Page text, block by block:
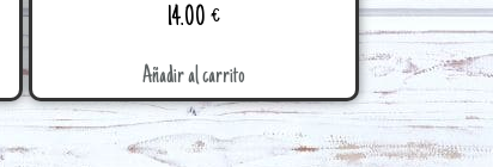
14.00 €
Añadir al carrito